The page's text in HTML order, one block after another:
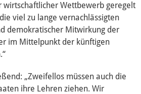
wirtschaftlicher Wettbewerb geregelt
viel zu lange vernachlässigten
demokratischer Mitwirkung der
im Mittelpunkt der künftigen
„Zweifellos müssen auch die
ihre Lehren ziehen. Wir